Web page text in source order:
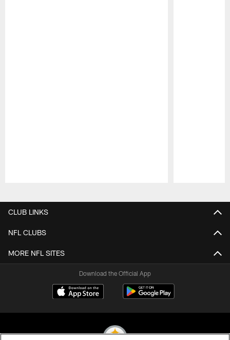
CLUB LINKS
NFL CLUBS
MORE NFL SITES
Download the Official App